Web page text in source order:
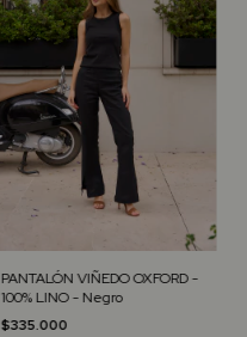
PANTALÓN VIÑEDO OXFORD -
100% LINO - Negro
$335.000